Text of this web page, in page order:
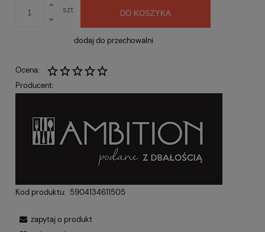
szt DO KOSZYKA
dodaj do przechowalni
Ocena:
Producent:
Kod produktu: 5904134611505
zapytaj o produkt